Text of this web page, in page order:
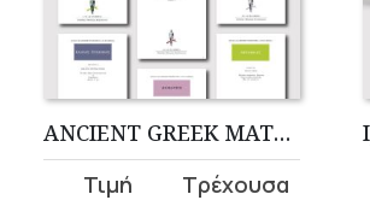
ANCIENT GREEK MATHEMATICS COLLECTION
Original
Current